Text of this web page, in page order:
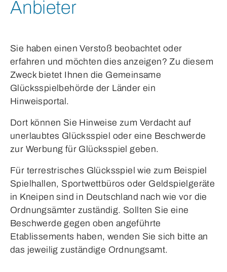
Anbieter
Sie haben einen Verstoß beobachtet oder
erfahren und möchten dies anzeigen? Zu diesem
Zweck bietet Ihnen die Gemeinsame
Glücksspielbehörde der Länder ein
Hinweisportal.
Dort können Sie Hinweise zum Verdacht auf
unerlaubtes Glücksspiel oder eine Beschwerde
zur Werbung für Glücksspiel geben.
Für terrestrisches Glücksspiel wie zum Beispiel
Spielhallen, Sportwettbüros oder Geldspielgeräte
in Kneipen sind in Deutschland nach wie vor die
Ordnungsämter zuständig. Sollten Sie eine
Beschwerde gegen oben angeführte
Etablissements haben, wenden Sie sich bitte an
das jeweilig zuständige Ordnungsamt.